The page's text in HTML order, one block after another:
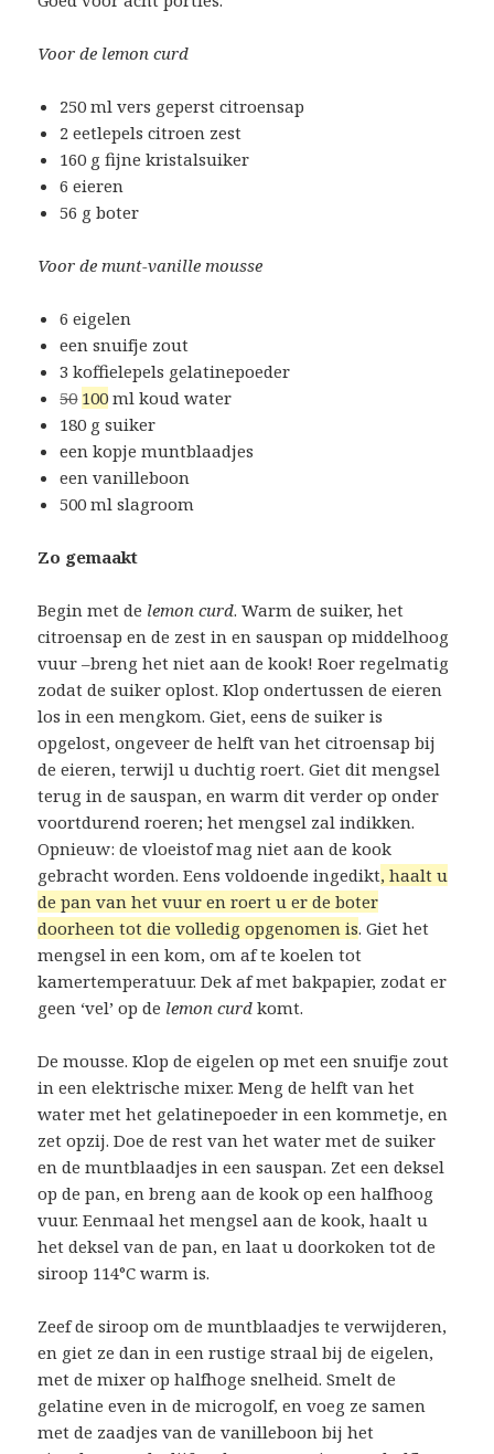
Voor de lemon curd
250 ml vers geperst citroensap
2 eetlepels citroen zest
160 g fijne kristalsuiker
6 eieren
56 g boter
Voor de munt-vanille mousse
6 eigelen
een snuifje zout
3 koffielepels gelatinepoeder
50 100 ml koud water
180 g suiker
een kopje muntblaadjes
een vanilleboon
500 ml slagroom
Zo gemaakt
Begin met de lemon curd. Warm de suiker, het
citroensap en de zest in en sauspan op middelhoog
vuur –breng het niet aan de kook! Roer regelmatig
zodat de suiker oplost. Klop ondertussen de eieren
los in een mengkom. Giet, eens de suiker is
opgelost, ongeveer de helft van het citroensap bij
de eieren, terwijl u duchtig roert. Giet dit mengsel
terug in de sauspan, en warm dit verder op onder
voortdurend roeren; het mengsel zal indikken.
Opnieuw: de vloeistof mag niet aan de kook
gebracht worden. Eens voldoende ingedikt, haalt u
de pan van het vuur en roert u er de boter
doorheen tot die volledig opgenomen is. Giet het
mengsel in een kom, om af te koelen tot
kamertemperatuur. Dek af met bakpapier, zodat er
geen ‘vel’ op de lemon curd komt.
De mousse. Klop de eigelen op met een snuifje zout
in een elektrische mixer. Meng de helft van het
water met het gelatinepoeder in een kommetje, en
zet opzij. Doe de rest van het water met de suiker
en de muntblaadjes in een sauspan. Zet een deksel
op de pan, en breng aan de kook op een halfhoog
vuur. Eenmaal het mengsel aan de kook, haalt u
het deksel van de pan, en laat u doorkoken tot de
siroop 114°C warm is.
Zeef de siroop om de muntblaadjes te verwijderen,
en giet ze dan in een rustige straal bij de eigelen,
met de mixer op halfhoge snelheid. Smelt de
gelatine even in de microgolf, en voeg ze samen
met de zaadjes van de vanilleboon bij het